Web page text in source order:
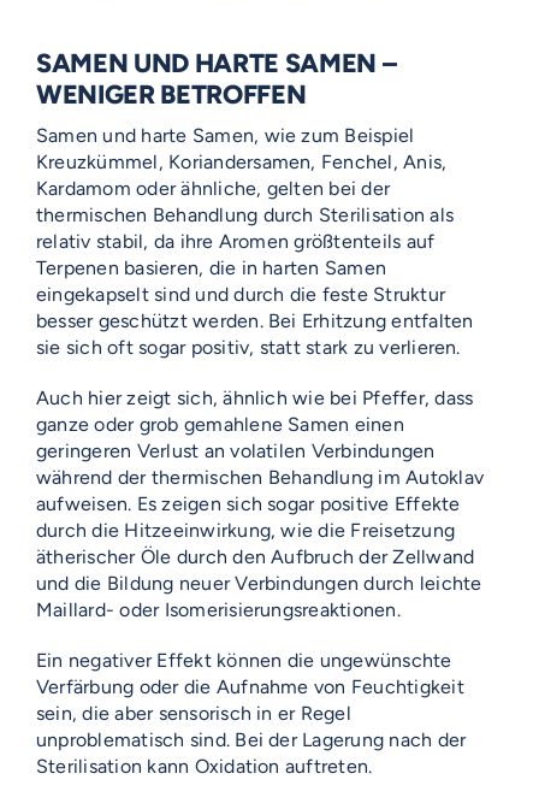
SAMEN UND HARTE SAMEN –
WENIGER BETROFFEN
Samen und harte Samen, wie zum Beispiel
Kreuzkümmel, Koriandersamen, Fenchel, Anis,
Kardamom oder ähnliche, gelten bei der
thermischen Behandlung durch Sterilisation als
relativ stabil, da ihre Aromen größtenteils auf
Terpenen basieren, die in harten Samen
eingekapselt sind und durch die feste Struktur
besser geschützt werden. Bei Erhitzung entfalten
sie sich oft sogar positiv, statt stark zu verlieren.
Auch hier zeigt sich, ähnlich wie bei Pfeffer, dass
ganze oder grob gemahlene Samen einen
geringeren Verlust an volatilen Verbindungen
während der thermischen Behandlung im Autoklav
aufweisen. Es zeigen sich sogar positive Effekte
durch die Hitzeeinwirkung, wie die Freisetzung
ätherischer Öle durch den Aufbruch der Zellwand
und die Bildung neuer Verbindungen durch leichte
Maillard- oder Isomerisierungsreaktionen.
Ein negativer Effekt können die ungewünschte
Verfärbung oder die Aufnahme von Feuchtigkeit
sein, die aber sensorisch in er Regel
unproblematisch sind. Bei der Lagerung nach der
Sterilisation kann Oxidation auftreten.